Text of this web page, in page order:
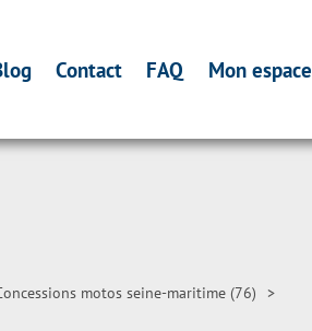
Contact FAQ Mon espace
motos seine-maritime (76) >